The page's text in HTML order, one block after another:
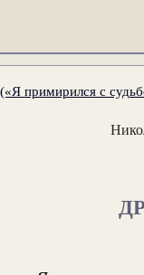
примирился с